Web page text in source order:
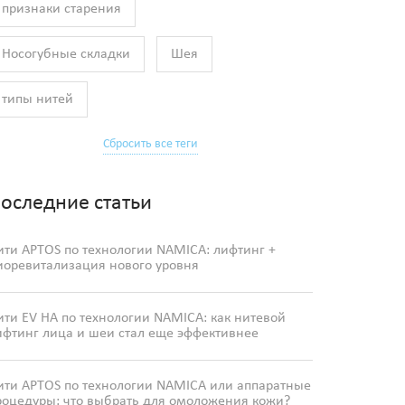
признаки старения
Носогубные складки Шея
типы нитей
Сбросить все теги
статьи
APTOS по технологии NAMICA: лифтинг +
нового уровня
EV HA по технологии NAMICA: как нитевой
лица и шеи стал еще эффективнее
APTOS по технологии NAMICA или аппаратные
что выбрать для омоложения кожи?